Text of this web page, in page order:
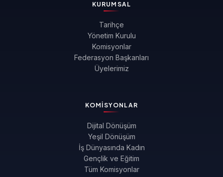
KURUMSAL
Tarihçe
Yönetim Kurulu
Komisyonlar
Federasyon Başkanları
Üyelerimiz
KOMISYONLAR
Dijital Dönüşüm
Yeşil Dönüşüm
İş Dünyasında Kadın
Gençlik ve Eğitim
Tüm Komisyonlar